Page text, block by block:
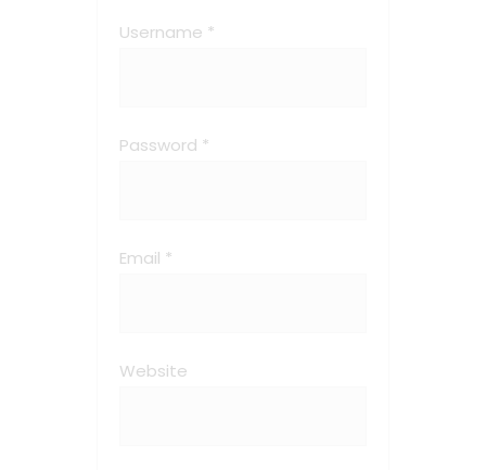
Username *
Password *
Email *
Website